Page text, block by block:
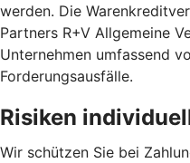
werden. Die
Partners R+V Allgemeine
Unternehmen umfassend
Forderungsausfälle.
Risiken
Wir schützen Sie bei